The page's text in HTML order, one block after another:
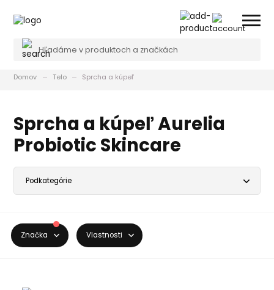
Domov Telo Sprcha a kúpeľ
Sprcha a kúpeľ Aurelia
Probiotic Skincare
Značka Vlastnosti